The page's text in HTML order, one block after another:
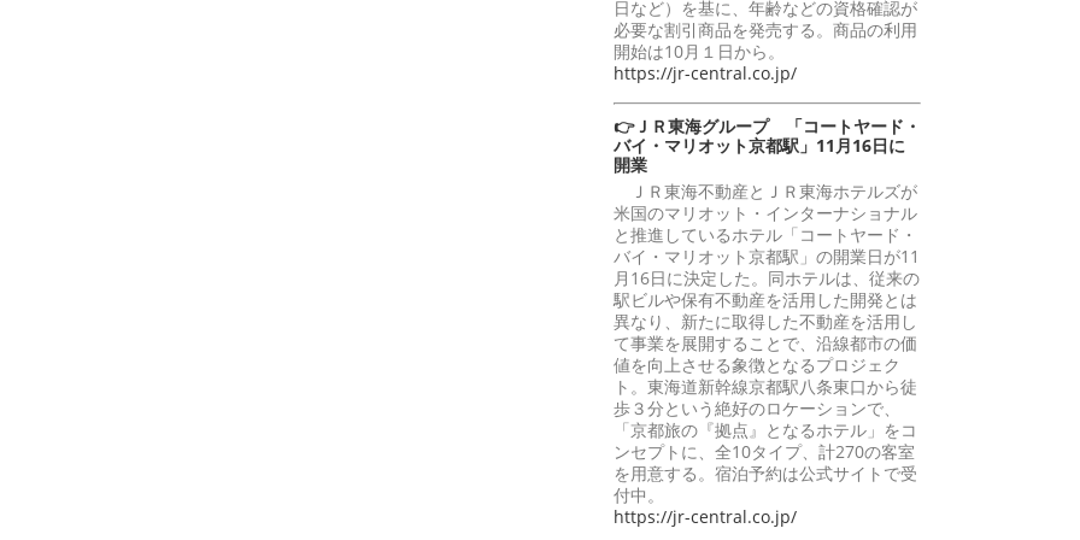
日など）を基に、年齢などの資格確認が
必要な割引商品を発売する。商品の利用
開始は10月１日から。
https://jr-central.co.jp/
👉ＪＲ東海グループ 「コートヤード・
バイ・マリオット京都駅」11月16日に
開業
ＪＲ東海不動産とＪＲ東海ホテルズが
米国のマリオット・インターナショナル
と推進しているホテル「コートヤード・
バイ・マリオット京都駅」の開業日が11
月16日に決定した。同ホテルは、従来の
駅ビルや保有不動産を活用した開発とは
異なり、新たに取得した不動産を活用し
て事業を展開することで、沿線都市の価
値を向上させる象徴となるプロジェク
ト。東海道新幹線京都駅八条東口から徒
歩３分という絶好のロケーションで、
「京都旅の『拠点』となるホテル」をコ
ンセプトに、全10タイプ、計270の客室
を用意する。宿泊予約は公式サイトで受
付中。
https://jr-central.co.jp/